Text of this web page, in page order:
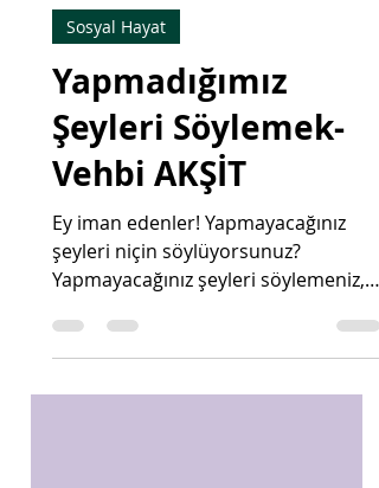
Vehbi Akşit
17 Şub 2022
Sosyal Hayat
Yapmadığımız
Şeyleri Söylemek-
Vehbi AKŞİT
Ey iman edenler! Yapmayacağınız
Yapmayacağınız şeyleri söylemeniz,
Allah katında buğuz olarak büyüdü.
(Saf 2-3)